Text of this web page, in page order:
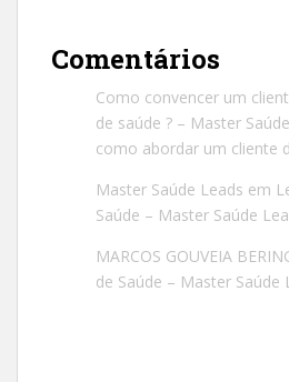
Comentários
Como convencer um
de saúde ? – Master
como abordar um cliente
Master Saúde Leads em
Saúde – Master Saúde
MARCOS GOUVEIA
de Saúde – Master Saúde